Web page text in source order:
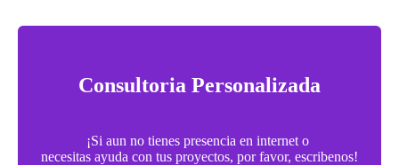
Consultoria Personalizada
¡Si aun no tienes presencia en internet o
necesitas ayuda con tus proyectos, por favor, escribenos!